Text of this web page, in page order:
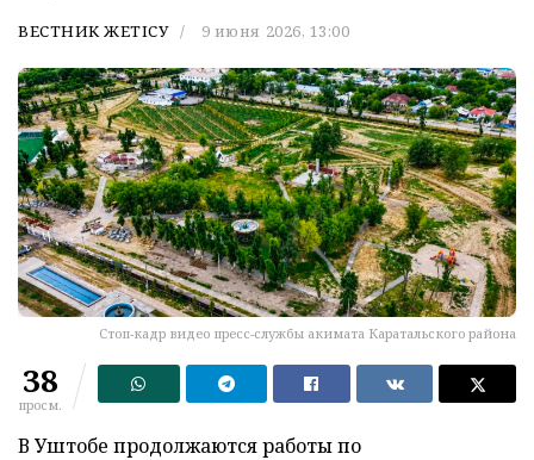
ВЕСТНИК ЖЕТІСУ 9 июня 2026, 13:00
Стоп-кадр видео пресс-службы акимата Каратальского района
38
просм.
В Уштобе продолжаются работы по